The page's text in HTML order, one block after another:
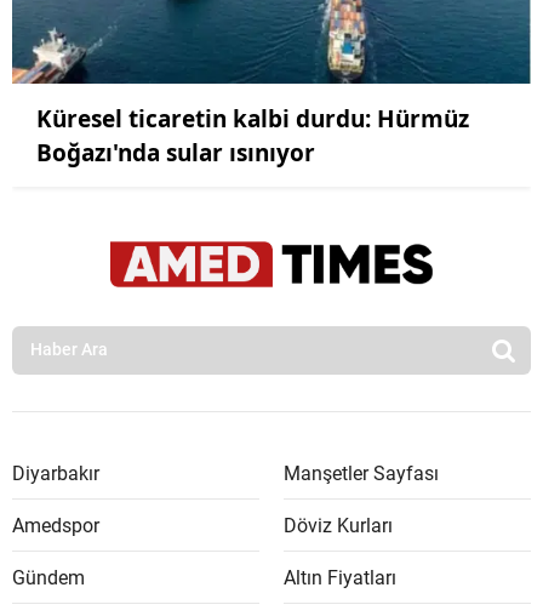
Küresel ticaretin kalbi durdu: Hürmüz
Boğazı'nda sular ısınıyor
Diyarbakır
Amedspor
Gündem
Manşetler Sayfası
Döviz Kurları
Altın Fiyatları